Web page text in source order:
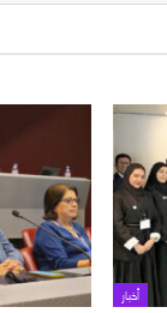
أخبار